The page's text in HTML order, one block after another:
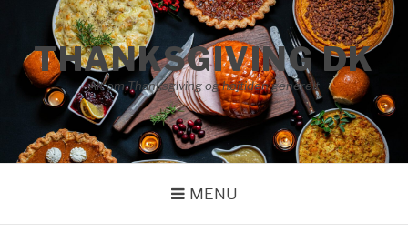
indholdTHANKSGIVING DK
Alt om Thanksgiving og højtiden generelt
MENU